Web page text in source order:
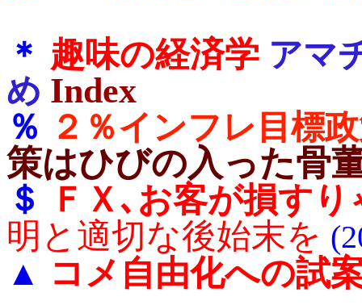
＊ 趣味の経済学 アマ
め Index
％ ２％インフレ目標
策はひびの入った骨
＄
ＦＸ､お客が損す
明と適切な後始末を
▲ コメ自由化への試